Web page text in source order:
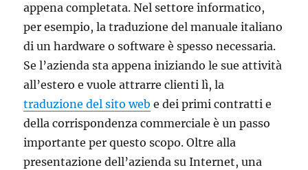
appena completata. Nel settore informatico,
per esempio, la traduzione del manuale italiano
di un hardware o software è spesso necessaria.
Se l’azienda sta appena iniziando le sue attività
all’estero e vuole attrarre clienti lì, la
traduzione del sito web e dei primi contratti e
della corrispondenza commerciale è un passo
importante per questo scopo. Oltre alla
presentazione dell’azienda su Internet, una